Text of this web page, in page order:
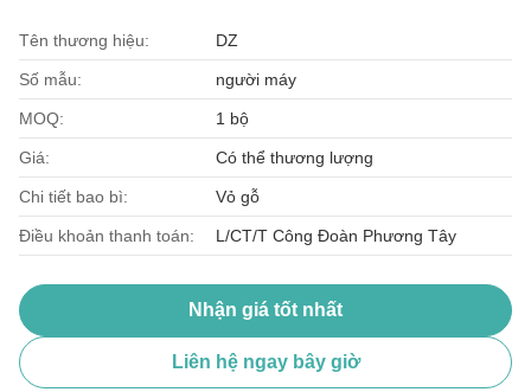
Tên thương hiệu: DZ
Số mẫu: người máy
MOQ: 1 bộ
Giá: Có thể thương lượng
Chi tiết bao bì: Vỏ gỗ
Điều khoản thanh toán: L/CT/T Công Đoàn Phương Tây
Nhận giá tốt nhất
Liên hệ ngay bây giờ